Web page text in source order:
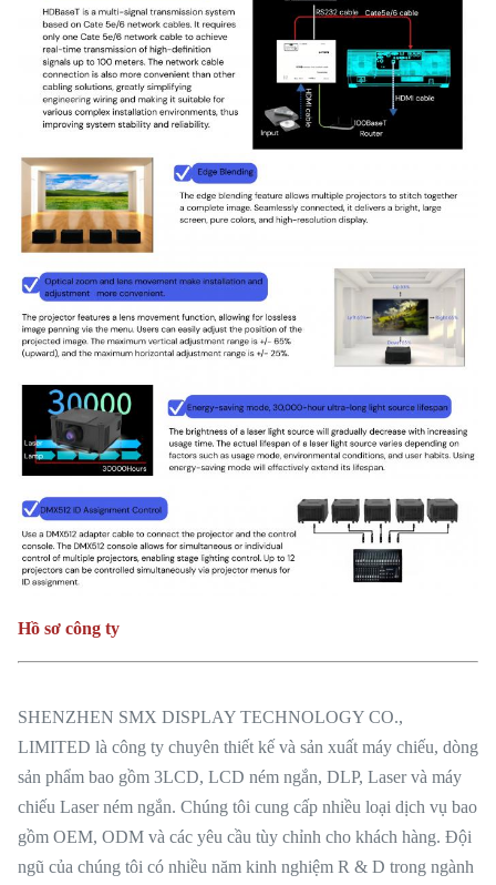
Hồ sơ công ty
SHENZHEN SMX DISPLAY TECHNOLOGY CO.,
LIMITED là công ty chuyên thiết kế và sản xuất máy chiếu, dòng
sản phẩm bao gồm 3LCD, LCD ném ngắn, DLP, Laser và máy
chiếu Laser ném ngắn. Chúng tôi cung cấp nhiều loại dịch vụ bao
gồm OEM, ODM và các yêu cầu tùy chỉnh cho khách hàng. Đội
ngũ của chúng tôi có nhiều năm kinh nghiệm R & D trong ngành